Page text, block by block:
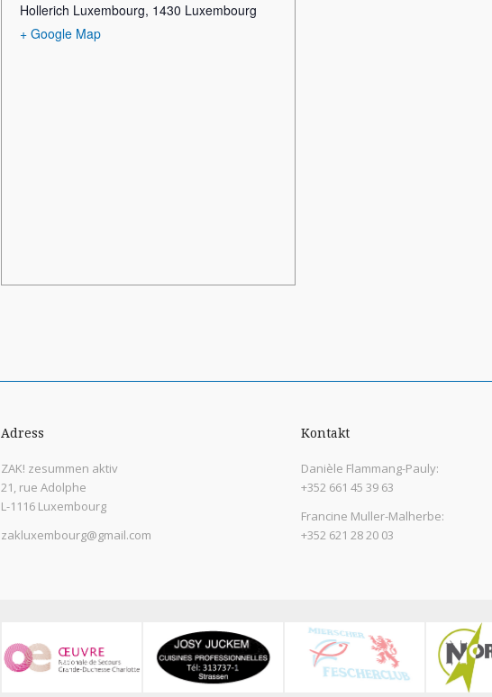
Hollerich Luxembourg, 1430 Luxembourg
+ Google Map
Adress
ZAK! zesummen aktiv
21, rue Adolphe
L-1116 Luxembourg
zakluxembourg@gmail.com
Kontakt
Danièle Flammang-Pauly:
+352 661 45 39 63
Francine Muller-Malherbe:
+352 621 28 20 03